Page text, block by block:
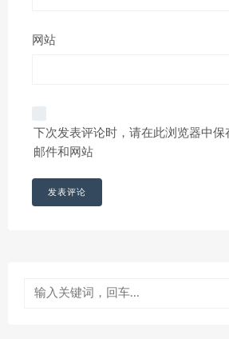
网站
下次发表评论时，请在此浏览器中
邮件和网站